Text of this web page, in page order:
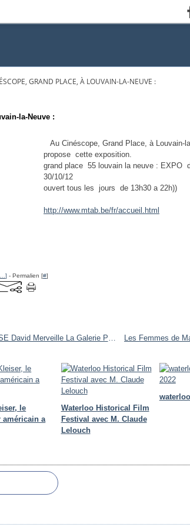
GRAND PLACE, À LOUVAIN-LA-NEUVE :
la-Neuve :
Au Cinéscope, Grand Place, à Louvain-
propose cette exposition.
grand place 55 louvain la neuve : EXPO
30/10/12
ouvert tous les jours de 13h30 a 22h))
http://www.mtab.be/fr/accueil.html
] - Permalien [#]
EXPO /MONSIEUR HULOT S'EXPOSE David Merveille La Galerie Petits Papiers Paris FRANCE
le
américain a
Waterloo Historical Film
Festival avec M. Claude
Lelouch